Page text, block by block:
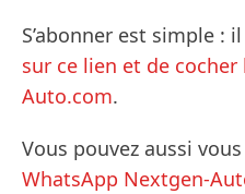
S’abonner est simple :
sur ce lien et de
Auto.com.
Vous pouvez aussi
WhatsApp Nextgen-